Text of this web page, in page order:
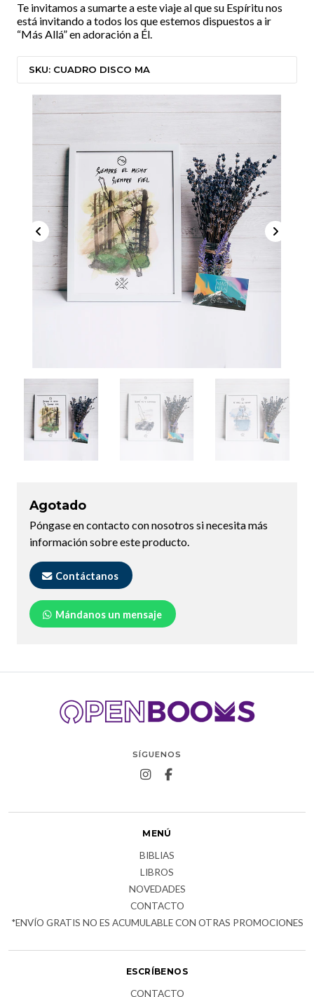
Te invitamos a sumarte a este viaje al que su Espíritu nos
está invitando a todos los que estemos dispuestos a ir
“Más Allá” en adoración a Él.
SKU: CUADRO DISCO MA
Agotado
Póngase en contacto con nosotros si necesita más
información sobre este producto.
Contáctanos
Mándanos un mensaje
SÍGUENOS
MENÚ
BIBLIAS
LIBROS
NOVEDADES
CONTACTO
*ENVÍO GRATIS NO ES ACUMULABLE CON OTRAS PROMOCIONES
ESCRÍBENOS
CONTACTO